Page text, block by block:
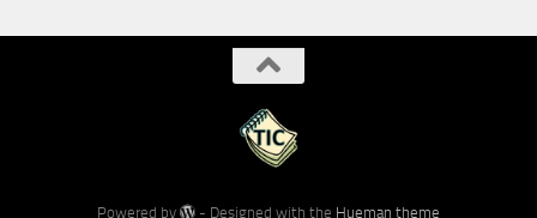
Powered by - Designed with the Hueman theme